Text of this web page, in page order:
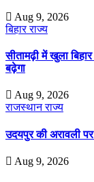
Aug 9, 2026
बिहारराज्य
सीतामढ़ी में खुला
बढ़ेगा
Aug 9, 2026
राजस्थानराज्य
उदयपुर की अरावली
Aug 9, 2026